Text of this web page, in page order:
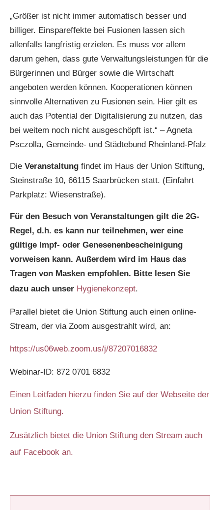
„Größer ist nicht immer automatisch besser und
billiger. Einspareffekte bei Fusionen lassen sich
allenfalls langfristig erzielen. Es muss vor allem
darum gehen, dass gute Verwaltungsleistungen für die
Bürgerinnen und Bürger sowie die Wirtschaft
angeboten werden können. Kooperationen können
sinnvolle Alternativen zu Fusionen sein. Hier gilt es
auch das Potential der Digitalisierung zu nutzen, das
bei weitem noch nicht ausgeschöpft ist.“ – Agneta
Psczolla, Gemeinde- und Städtebund Rheinland-Pfalz
Die Veranstaltung findet im Haus der Union Stiftung,
Steinstraße 10, 66115 Saarbrücken statt. (Einfahrt
Parkplatz: Wiesenstraße).
Für den Besuch von Veranstaltungen gilt die 2G-
Regel, d.h. es kann nur teilnehmen, wer eine
gültige Impf- oder Genesenenbescheinigung
vorweisen kann. Außerdem wird im Haus das
Tragen von Masken empfohlen. Bitte lesen Sie
dazu auch unser Hygienekonzept.
Parallel bietet die Union Stiftung auch einen online-
Stream, der via Zoom ausgestrahlt wird, an:
https://us06web.zoom.us/j/87207016832
Webinar-ID: 872 0701 6832
Einen Leitfaden hierzu finden Sie auf der Webseite der
Union Stiftung.
Zusätzlich bietet die Union Stiftung den Stream auch
auf Facebook an.